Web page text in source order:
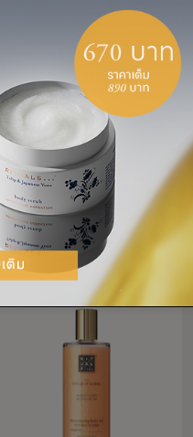
โลชั่นมูสทาผิว
The Ritual of Karma, โลชั่น
มูสทาผิว, 150 มล.
THB 690.00